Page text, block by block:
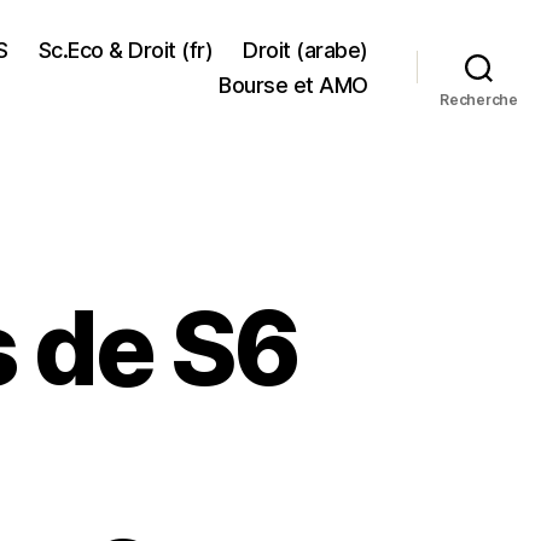
Sc.Eco & Droit (fr)
Droit (arabe)
Bourse et AMO
Recherche
S6